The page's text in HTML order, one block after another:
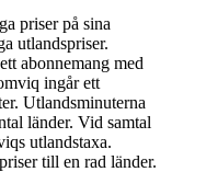
priser på sina
utlandspriser.
abonnemang med
ingår ett
Utlandsminuterna
länder. Vid samtal
utlandstaxa.
till en rad länder.